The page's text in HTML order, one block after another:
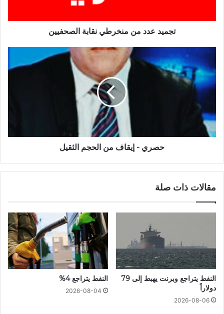
تجميد عدد من منخرطي نقابة الصحفيين
حصري - إيقاف من الحجم الثقيل
مقالات ذات صلة
النفط يتراجع وبرنت يهبط إلى 79
دولاراً
2026-08-06
النفط يتراجع 4%
2026-08-04